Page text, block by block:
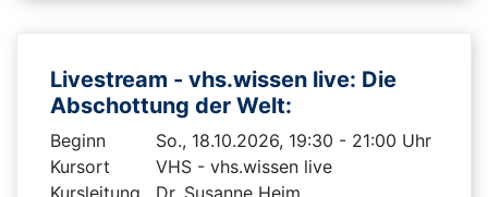
Livestream - vhs.wissen live: Die
Abschottung der Welt:
Beginn
So., 18.10.2026, 19:30 - 21:00 Uhr
Kursort
VHS - vhs.wissen live
Kursleitung
Dr. Susanne Heim